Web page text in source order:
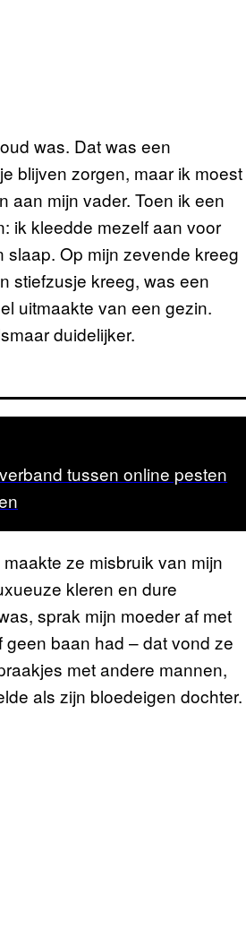
was. Dat was een
blijven zorgen, maar ik moest
aan mijn vader. Toen ik een
ik kleedde mezelf aan voor
Op mijn zevende kreeg
stiefzusje kreeg, was een
uitmaakte van een gezin.
duidelijker.
tussen online pesten
ze misbruik van mijn
kleren en dure
sprak mijn moeder af met
baan had – dat vond ze
met andere mannen,
als zijn bloedeigen dochter.